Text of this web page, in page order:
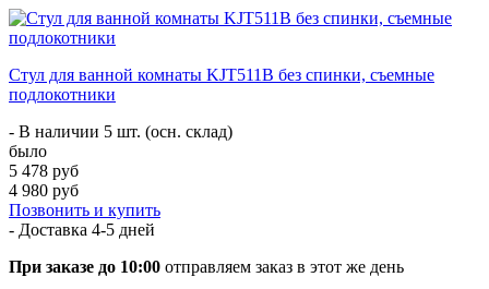
Стул для ванной комнаты KJT511B без спинки, съемные
подлокотники
- В наличии 5 шт. (осн. склад)
было
5 478 руб
4 980 руб
Позвонить и купить
- Доставка 4-5 дней
При заказе до 10:00 отправляем заказ в этот же день